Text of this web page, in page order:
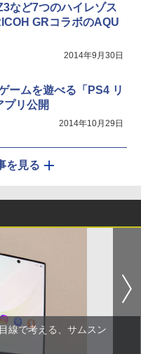
など7つのハイレゾス
GRコラボのAQU
2014年9月30日
ームを遊べる「PS4 リ
プリ公開
2014年10月29日
を見る
線で考える、サムスン